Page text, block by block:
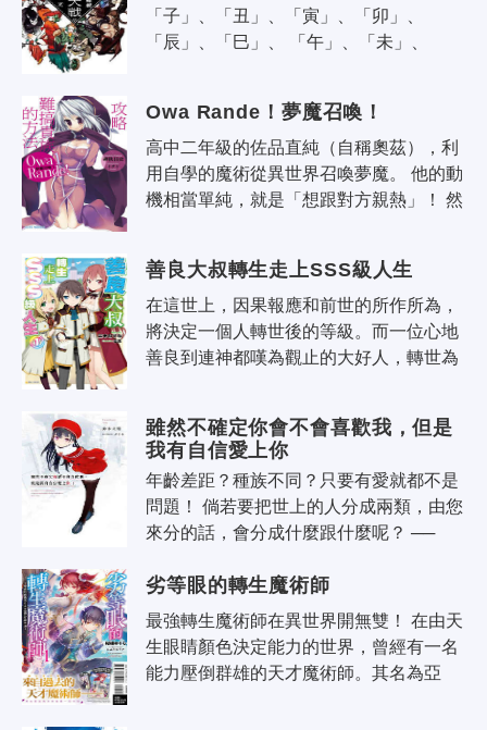
「子」、「丑」、「寅」、「卯」、
「辰」、「巳」、 「午」、「未」、
互相..
Owa Rande！夢魔召喚！
高中二年級的佐品直純（自稱奧茲），利
用自學的魔術從異世界召喚夢魔。 他的動
機相當單純，就是「想跟對方親熱」！ 然
善良大叔轉生走上SSS級人生
在這世上，因果報應和前世的所作所為，
將決定一個人轉世後的等級。而一位心地
善良到連神都嘆為觀止的大好人，轉世為
雖然不確定你會不會喜歡我，但是
我有自信愛上你
年齡差距？種族不同？只要有愛就都不是
問題！ 倘若要把世上的人分成兩類，由您
來分的話，會分成什麼跟什麼呢？ ──
「不，我認為是『能不能遇見命中注定的
那..
劣等眼的轉生魔術師
最強轉生魔術師在異世界開無雙！ 在由天
生眼睛顏色決定能力的世界，曾經有一名
能力壓倒群雄的天才魔術師。其名為亞